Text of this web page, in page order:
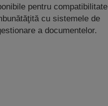
pentru compatibilitate
cu sistemele de
a documentelor.